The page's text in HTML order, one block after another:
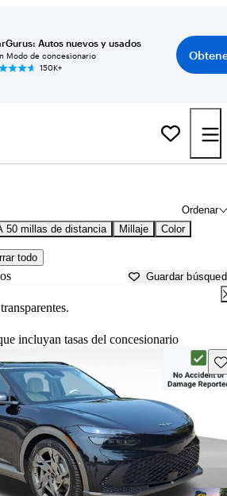
Autos nuevos y usados
Modo de concesionario
150K+
Ordenar
50 millas de distancia Millaje Color
todo
Guardar
incluyan tasas del concesionario